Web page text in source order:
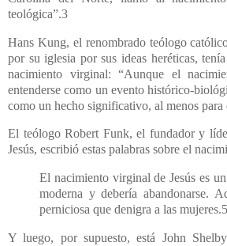
teológica”.3
Hans Kung, el renombrado teólogo
por su iglesia por sus ideas heréticas,
nacimiento virginal: “Aunque el
entenderse como un evento histórico-
como un hecho significativo, al menos para
El teólogo Robert Funk, el fundador y
Jesús, escribió estas palabras sobre el
El nacimiento virginal de Jesús es
moderna y debería abandonarse.
perniciosa que denigra a las mujeres.5
Y luego, por supuesto, está John